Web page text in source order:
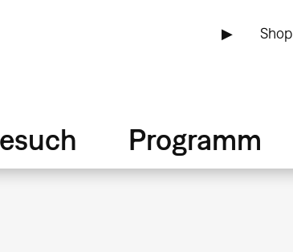
▶ Shop
Programm